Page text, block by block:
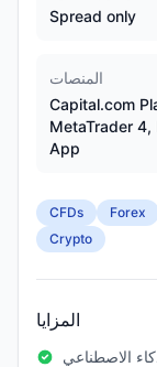
Spread only
المنصات
Capital.com
MetaTrader 4,
App
CFDs Forex
Crypto
المزايا
الاصطناعي